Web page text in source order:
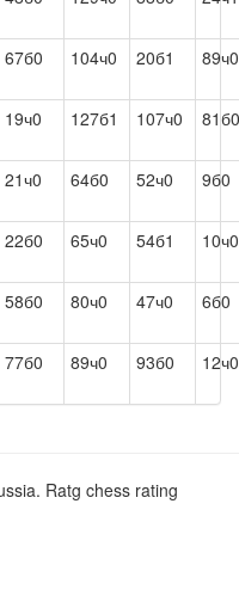
67б0 104ч0 20б1 89ч0
19ч0 127б1 107ч0 81б0
21ч0 64б0 52ч0 9б0
22б0 65ч0 54б1 10ч0
58б0 80ч0 47ч0 6б0
77б0 89ч0 93б0 12ч0
Ratg chess rating